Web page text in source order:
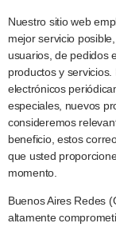
Nuestro sitio web
mejor servicio
usuarios, de pedidos
productos y
electrónicos
especiales, nuevos
consideremos
beneficio, estos
que usted
momento.
Buenos Aires Redes
altamente